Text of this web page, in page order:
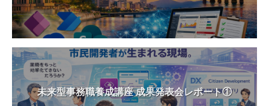
未来型事務職養成講座 成果発表会レポート①